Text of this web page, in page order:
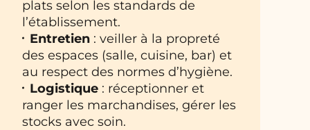
plats selon les standards de
l’établissement.
Entretien : veiller à la propreté
des espaces (salle, cuisine, bar) et
au respect des normes d’hygiène.
Logistique : réceptionner et
ranger les marchandises, gérer les
stocks avec soin.